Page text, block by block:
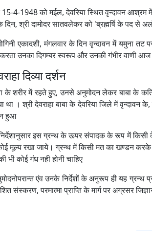
4-1948 को मईल, देवरिया स्थित वृन्दावन आश्रम में,
श्री दामोदर सातवलेकर को 'ब्रह्मर्षि के पद से
एकादशी, मंगलवार के दिन वृन्दावन में यमुना तट
करता उनका दिगम्बर स्वरूप और उनकी गंभीर वाणी
दिव्या दर्शन
के शरीर में रहते हुए, उनसे अनुमोदन लेकर बाबा के
था । श्री देवराहा बाबा के देवरिया जिले में
हुआ
निर्देशानुसार इस ग्रन्थ के ऊपर संपादक के रूप में
मूल्य रखा जाये। ग्रन्थ में किसी मत का खण्डन करके
भी कोई गंध नही होनी चाहिए
एंव उनके निर्देशों के अनुरूप ही यह ग्रन्थ
संस्करण, परमात्मा प्राप्ति के मार्ग पर अग्रसर